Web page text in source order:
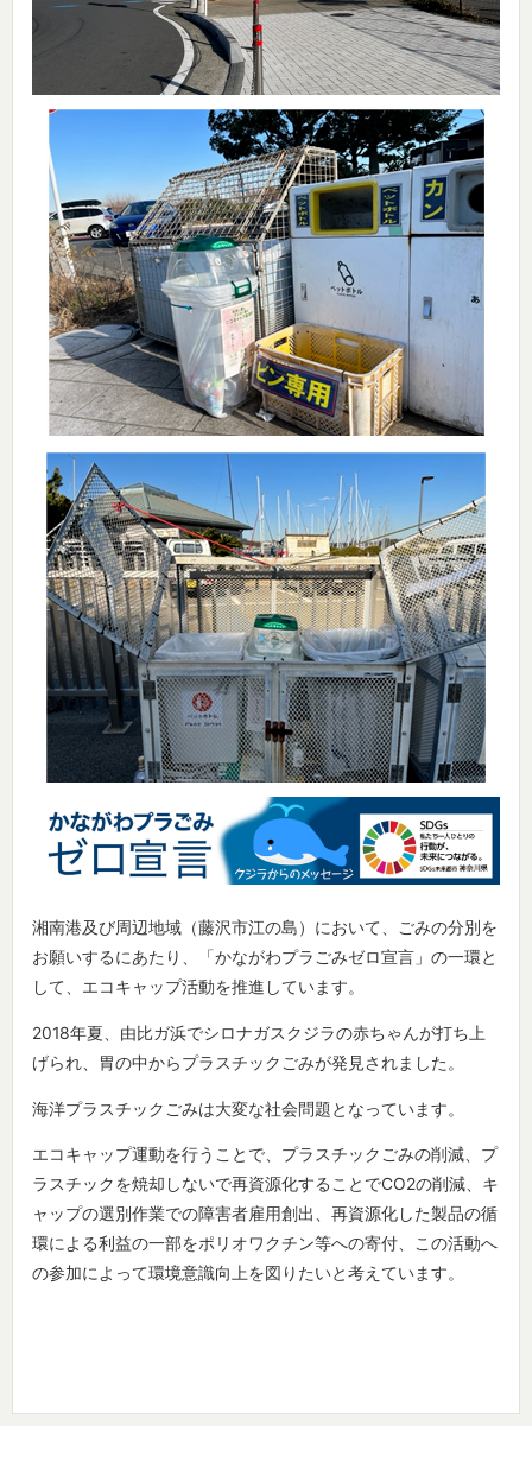
湘南港及び周辺地域（藤沢市江の島）において、ごみの分別を
お願いするにあたり、「かながわプラごみゼロ宣言」の一環と
して、エコキャップ活動を推進しています。
2018年夏、由比ガ浜でシロナガスクジラの赤ちゃんが打ち上
げられ、胃の中からプラスチックごみが発見されました。
海洋プラスチックごみは大変な社会問題となっています。
エコキャップ運動を行うことで、プラスチックごみの削減、プ
ラスチックを焼却しないで再資源化することでCO2の削減、キ
ャップの選別作業での障害者雇用創出、再資源化した製品の循
環による利益の一部をポリオワクチン等への寄付、この活動へ
の参加によって環境意識向上を図りたいと考えています。